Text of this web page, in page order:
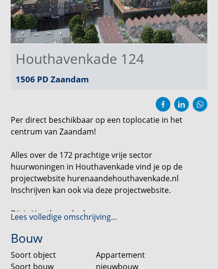
Houthavenkade 124
1506 PD Zaandam
Per direct beschikbaar op een toplocatie in het
centrum van Zaandam!
Alles over de 172 prachtige vrije sector
huurwoningen in Houthavenkade vind je op de
projectwebsite hurenaandehouthavenkade.nl
Inschrijven kan ook via deze projectwebsite.
Dit is Houthavenkade
Ten zuiden van het centrum en pal aan het water van
de Oude Haven, is Houthavenkade een prachtige
komen vrije sector huurwoningen met 2, 3 of 4
Lees volledige omschrijving...
Bouw
Soort object
Appartement
Soort bouw
nieuwbouw